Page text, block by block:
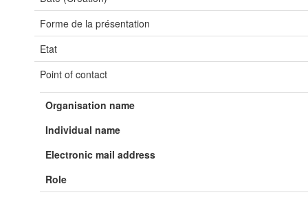
Forme de la présentation
Etat
Point of contact
Organisation name
Individual name
Electronic mail address
Role